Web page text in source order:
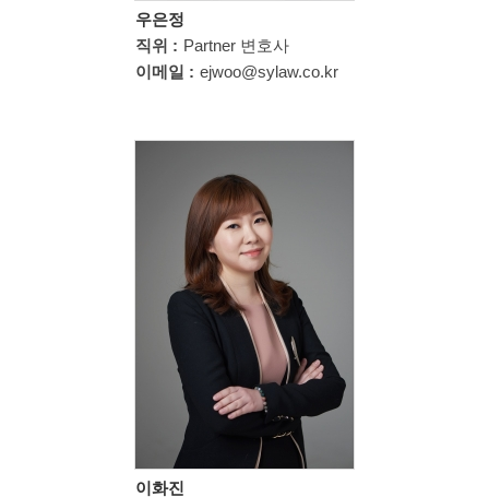
우은정
직위 : Partner 변호사
이메일 : ejwoo@sylaw.co.kr
이화진